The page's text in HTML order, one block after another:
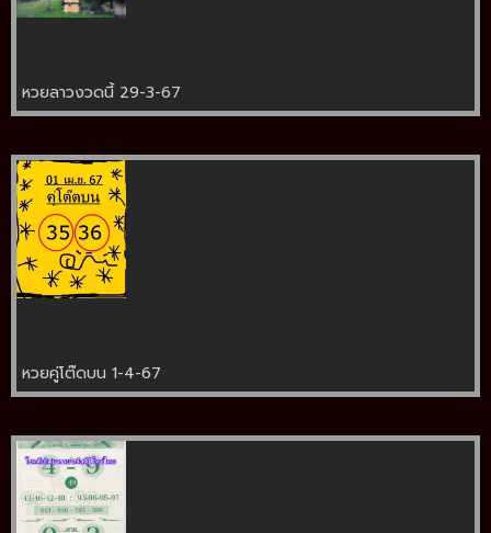
หวยลาวงวดนี้ 29-3-67
หวยคู่โต๊ดบน 1-4-67